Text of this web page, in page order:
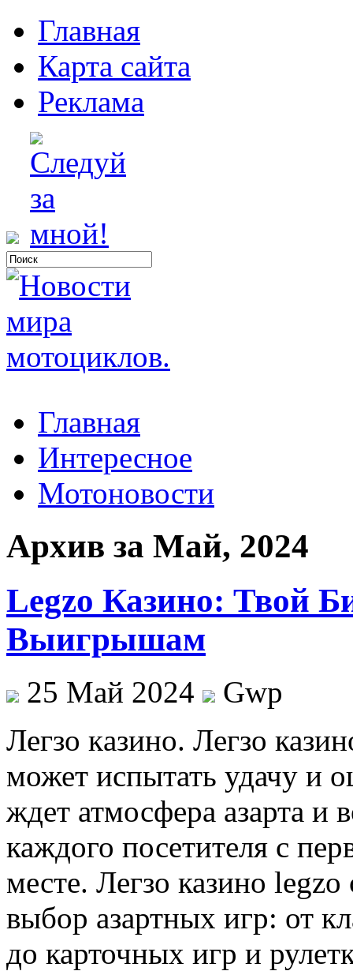
Главная
Карта сайта
Реклама
Главная
Интересное
Мотоновости
Архив за Май, 2024
Legzo Казино: Твой
Выигрышам
25 Май 2024
Gwp
Лeгзo кaзинo. Лeгзo
может испытать удачу и
ждет атмосфера азарта и
каждого посетителя с
месте. Легзо казино
выбор азартных игр: от
до карточных игр и